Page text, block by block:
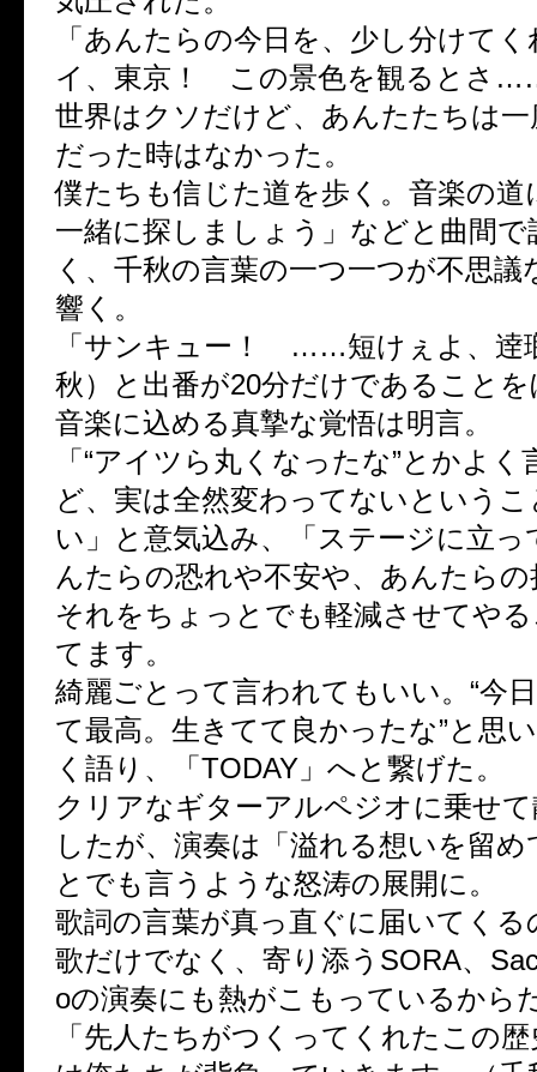
「あんたらの今日を、少し分けて
イ、東京！ この景色を観るとさ
世界はクソだけど、あんたたちは
だった時はなかった。
僕たちも信じた道を歩く。音楽の道
一緒に探しましょう」などと曲間
く、千秋の言葉の一つ一つが不思議
響く。
「サンキュー！ ……短けぇよ、逹
秋）と出番が20分だけであること
音楽に込める真摯な覚悟は明言。
「“アイツら丸くなったな”とかよ
ど、実は全然変わってないという
い」と意気込み、「ステージに立
んたらの恐れや不安や、あんたら
それをちょっとでも軽減させてや
てます。
綺麗ごとって言われてもいい。“今
て最高。生きてて良かったな”と思
く語り、「TODAY」へと繋げた。
クリアなギターアルペジオに乗せ
したが、演奏は「溢れる想いを留
とでも言うような怒涛の展開に。
歌詞の言葉が真っ直ぐに届いてくる
歌だけでなく、寄り添うSORA、
oの演奏にも熱がこもっているから
「先人たちがつくってくれたこの